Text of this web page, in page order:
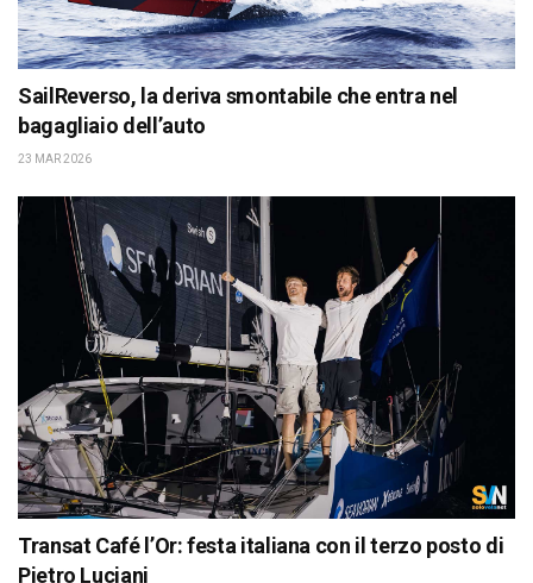
SailReverso, la deriva smontabile che entra nel
bagagliaio dell’auto
23 MAR 2026
Transat Café l’Or: festa italiana con il terzo posto di
Pietro Luciani